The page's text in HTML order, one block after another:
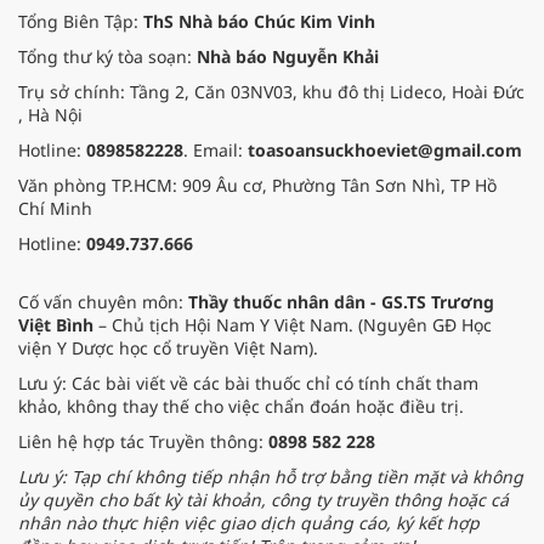
Tổng Biên Tập: ThS Nhà báo Chúc Kim Vinh
Tổng thư ký tòa soạn: Nhà báo Nguyễn Khải
Trụ sở chính: Tầng 2, Căn 03NV03, khu đô thị Lideco, Hoài Đức
, Hà Nội
Hotline: 0898582228. Email: toasoansuckhoeviet@gmail.com
Văn phòng TP.HCM: 909 Âu cơ, Phường Tân Sơn Nhì, TP Hồ
Chí Minh
Hotline: 0949.737.666
Cố vấn chuyên môn: Thầy thuốc nhân dân - GS.TS Trương
Việt Bình – Chủ tịch Hội Nam Y Việt Nam. (Nguyên GĐ Học
viện Y Dược học cổ truyền Việt Nam).
Lưu ý: Các bài viết về các bài thuốc chỉ có tính chất tham
khảo, không thay thế cho việc chẩn đoán hoặc điều trị.
Liên hệ hợp tác Truyền thông: 0898 582 228
Lưu ý: Tạp chí không tiếp nhận hỗ trợ bằng tiền mặt và không
ủy quyền cho bất kỳ tài khoản, công ty truyền thông hoặc cá
nhân nào thực hiện việc giao dịch quảng cáo, ký kết hợp